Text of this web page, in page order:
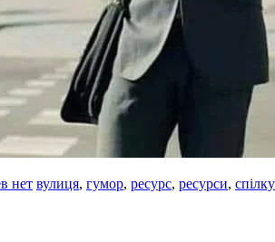
нет вулиця, гумор, ресурс, ресурси,